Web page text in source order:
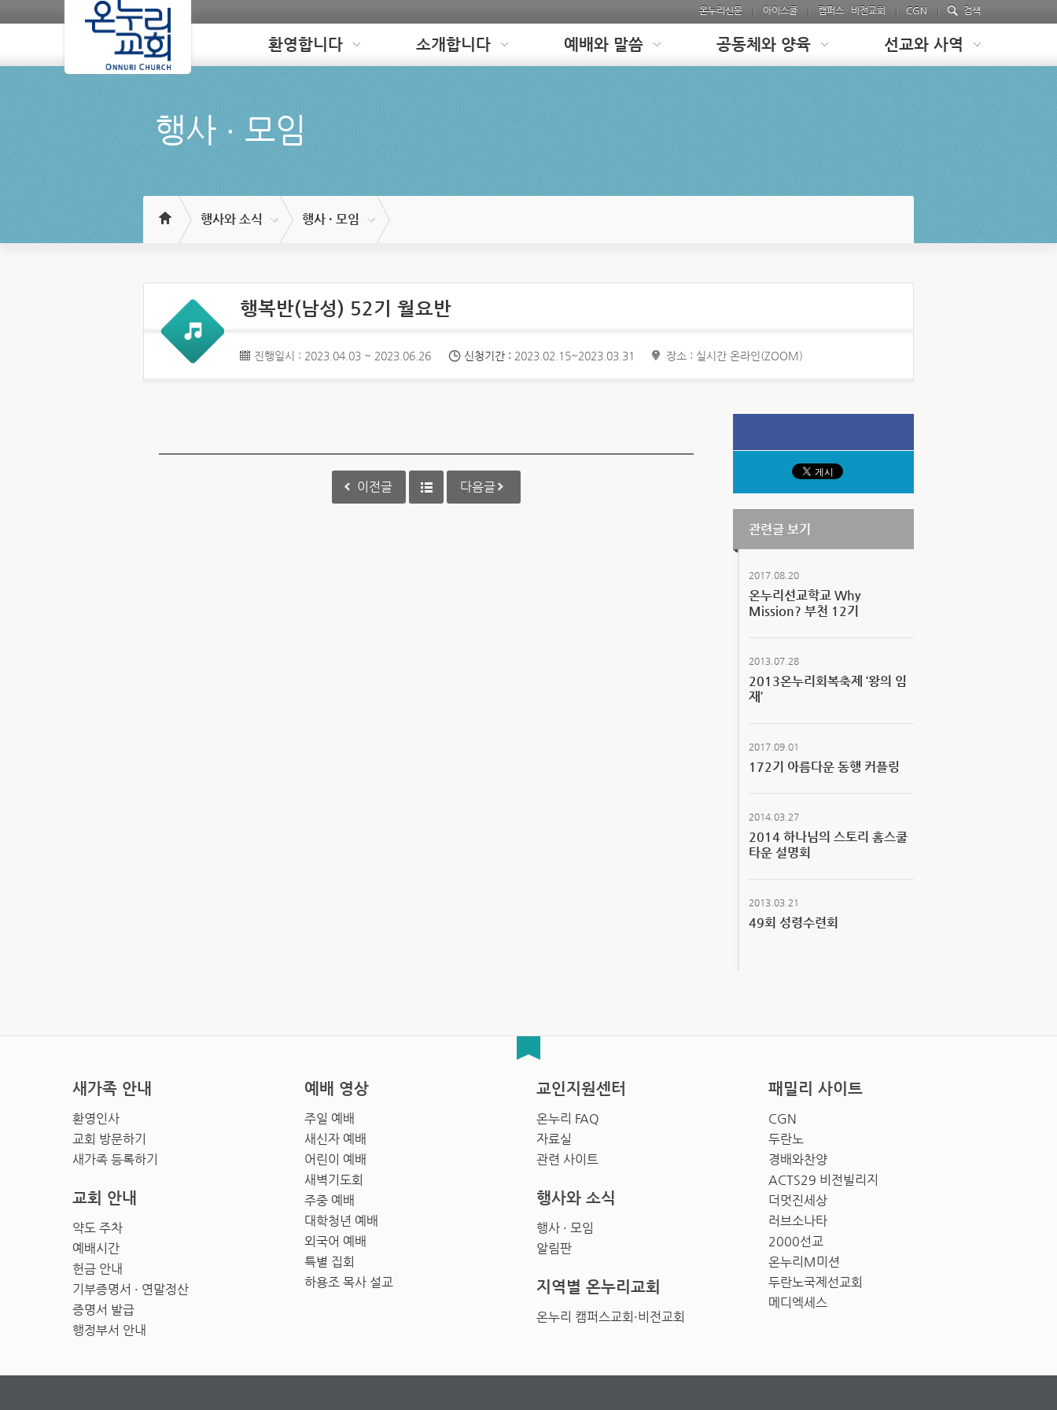
온누리신문 아이스쿨 캠퍼스 · 비전교회 CGN 검색
Loading 환영합니다 소개합니다 예배와 말씀 공동체와 양육 선교와 사역
행사 ∙ 모임
행사와 소식 행사 · 모임
행복반(남성) 52기 월요반
진행일시 : 2023.04.03 ~ 2023.06.26 신청기간 : 2023.02.15~2023.03.31 장소 : 실시간 온라인(ZOOM)
이전글 다음글
관련글 보기
2017.08.20
온누리선교학교 Why
Mission? 부천 12기
2013.07.28
2013온누리회복축제 ‘왕의 임
재’
2017.09.01
172기 아름다운 동행 커플링
2014.03.27
2014 하나님의 스토리 홈스쿨
타운 설명회
2013.03.21
49회 성령수련회
새가족 안내
환영인사
교회 방문하기
새가족 등록하기
예배 영상
주일 예배
새신자 예배
어린이 예배
새벽기도회
주중 예배
대학청년 예배
외국어 예배
특별 집회
하용조 목사 설교
교인지원센터
온누리 FAQ
자료실
관련 사이트
패밀리 사이트
CGN
두란노
경배와찬양
ACTS29 비전빌리지
더멋진세상
러브소나타
2000선교
온누리M미션
두란노국제선교회
메디엑세스
교회 안내
약도 주차
예배시간
헌금 안내
기부증명서 · 연말정산
증명서 발급
행정부서 안내
행사와 소식
행사 · 모임
알림판
지역별 온누리교회
온누리 캠퍼스교회·비전교회